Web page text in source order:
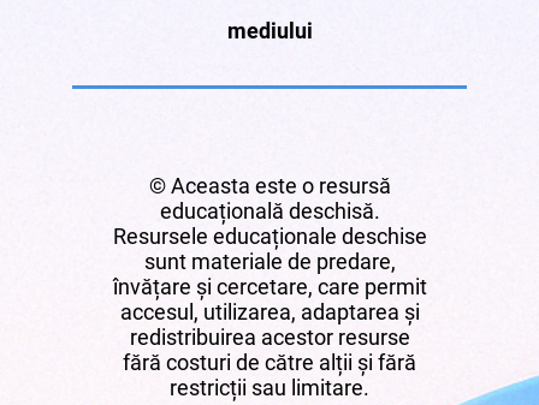
mediului
© Aceasta este o resursă
educațională deschisă.
Resursele educaționale deschise
sunt materiale de predare,
învățare și cercetare, care permit
accesul, utilizarea, adaptarea și
redistribuirea acestor resurse
fără costuri de către alții și fără
restricții sau limitare.